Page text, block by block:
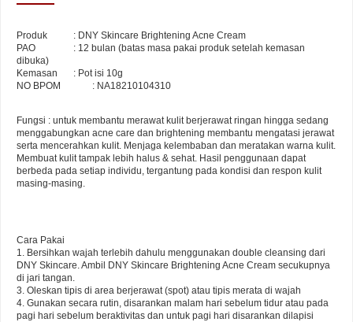
Produk
: DNY Skincare Brightening Acne Cream
PAO
: 12 bulan (batas masa pakai produk setelah kemasan
dibuka)
Kemasan
: Pot isi 10g
NO BPOM
: NA18210104310
Fungsi : untuk membantu merawat kulit berjerawat ringan hingga sedang
menggabungkan acne care dan brightening membantu mengatasi jerawat
serta mencerahkan kulit. Menjaga kelembaban dan meratakan warna kulit.
Membuat kulit tampak lebih halus & sehat. Hasil penggunaan dapat
berbeda pada setiap individu, tergantung pada kondisi dan respon kulit
masing-masing.
Cara Pakai
1. Bersihkan wajah terlebih dahulu menggunakan double cleansing dari
DNY Skincare. Ambil DNY Skincare Brightening Acne Cream secukupnya
di jari tangan.
3. Oleskan tipis di area berjerawat (spot) atau tipis merata di wajah
4. Gunakan secara rutin, disarankan malam hari sebelum tidur atau pada
pagi hari sebelum beraktivitas dan untuk pagi hari disarankan dilapisi